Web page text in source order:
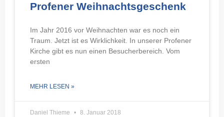
Profener Weihnachtsgeschenk
Im Jahr 2016 vor Weihnachten war es noch ein
Traum. Jetzt ist es Wirklichkeit. In unserer Profener
Kirche gibt es nun einen Besucherbereich. Vom
ersten
MEHR LESEN »
Daniel Thieme 8. Januar 2018